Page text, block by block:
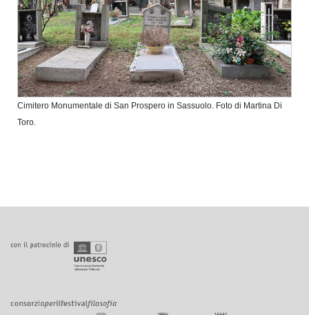
Cimitero Monumentale di San Prospero in Sassuolo. Foto di Martina Di
Toro.